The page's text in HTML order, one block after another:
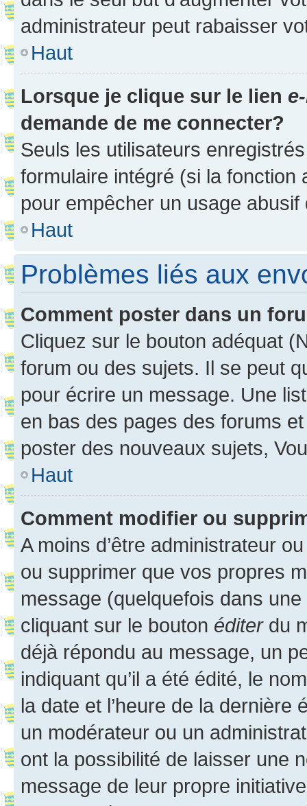
administrateur peut rabaisser
Haut
Lorsque je clique sur le lien
demande de me connecter?
Seuls les utilisateurs
formulaire intégré (si la fonction
pour empêcher un usage
Haut
Problèmes liés aux
Comment poster dans un
Cliquez sur le bouton adéquat
forum ou des sujets. Il se peut
pour écrire un message. Une
en bas des pages des forums
poster des nouveaux sujets,
Haut
Comment modifier ou
A moins d’être administrateur
ou supprimer que vos propres
message (quelquefois dans
cliquant sur le bouton éditerdu
déjà répondu au message, un
indiquant qu’il a été édité, le
la date et l’heure de la dernière
un modérateur ou un
ont la possibilité de laisser une
message de leur propre